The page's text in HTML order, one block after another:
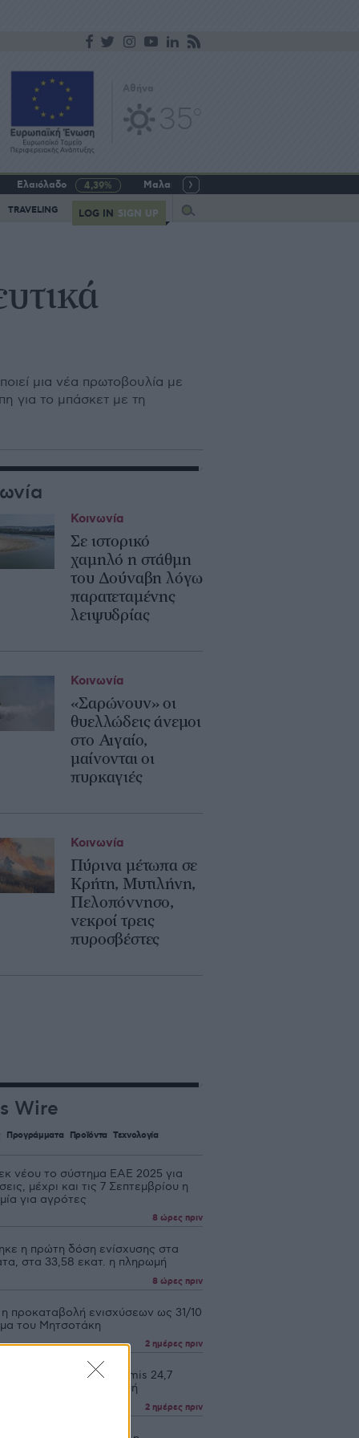
Ελαιόλαδο 4,39% Μαλακό σιτάρι
TRAVELING LOG IN SIGN UP
μια νέα πρωτοβουλία με
για το μπάσκετ με τη
Σε ιστορικό
χαμηλό η στάθμη
του Δούναβη λόγω
παρατεταμένης
λειψυδρίας
Κοινωνία
«Σαρώνουν» οι
θυελλώδεις άνεμοι
στο Αιγαίο,
μαίνονται οι
πυρκαγιές
Κοινωνία
Πύρινα μέτωπα σε
Κρήτη, Μυτιλήνη,
Πελοπόννησο,
νεκροί τρεις
πυροσβέστες
Κοινωνία
Wire
Προγράμματα Προϊόντα Τεχνολογία
νέου το σύστημα ΕΑΕ 2025 για
μέχρι και τις 7 Σεπτεμβρίου η
για αγρότες
8 ώρες πριν
η πρώτη δόση ενίσχυσης στα
στα 33,58 εκατ. η πληρωμή
8 ώρες πριν
προκαταβολή ενισχύσεων ως 31/10
του Μητσοτάκη
2 ημέρες πριν
οι αιτήσεις για de minimis 24,7
21 Αυγούστου πληρωμή
2 ημέρες πριν